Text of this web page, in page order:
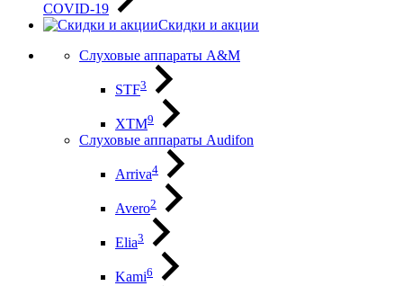
COVID-19
Скидки и акции
Слуховые аппараты A&M
STF3
XTM9
Слуховые аппараты Audifon
Arriva4
Avero2
Elia3
Kami6